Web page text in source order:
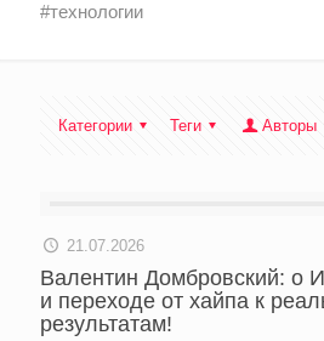
#технологии
Категории Теги Авторы
21.07.2026
Валентин Домбровский: о
и переходе от хайпа к
результатам!